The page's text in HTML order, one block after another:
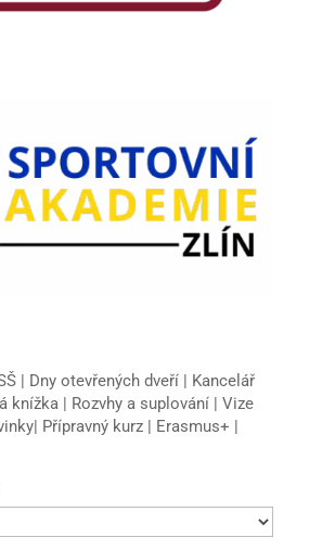
| Dny otevřených dveří| Kancelář
knížka | Rozvhy a suplování | Vize
| Přípravný kurz| Erasmus+ |